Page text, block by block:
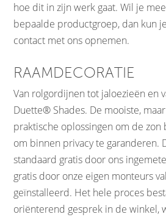
hoe dit in zijn werk gaat. Wil je
bepaalde productgroep, dan kun
contact met ons opnemen.
RAAMDECORATIE
Van rolgordijnen tot jaloezieën en
Duette® Shades. De mooiste,
praktische oplossingen om de
om binnen privacy te garanderen.
standaard gratis door ons
gratis door onze eigen monteurs
geïnstalleerd. Het hele proces
oriënterend gesprek in de winkel,